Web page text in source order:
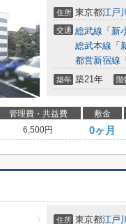
住所 東京都江戸
交通 総武線 「 新
総武本線 「
都営新宿線 「
築年 築21年 階
管理費・共益費 敷金
6,500円 0ヶ月
住所 東京都江戸